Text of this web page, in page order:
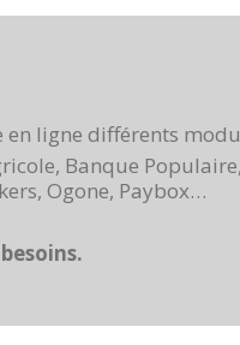
ligne différents
Banque
Ogone, Paybox…